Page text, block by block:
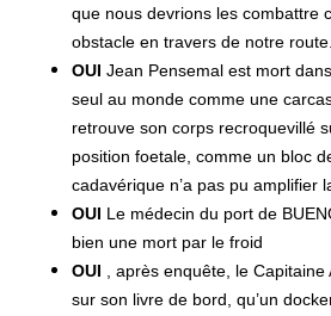
que nous devrions les combattre
obstacle en travers de notre route.
OUI Jean Pensemal est mort
seul au monde comme une
retrouve son corps recroquevillé
position foetale, comme un bloc
cadavérique n’a pas pu amplifier
OUI Le médecin du port de
bien une mort par le froid
OUI
, après enquête , le
sur son livre de bord, qu’un